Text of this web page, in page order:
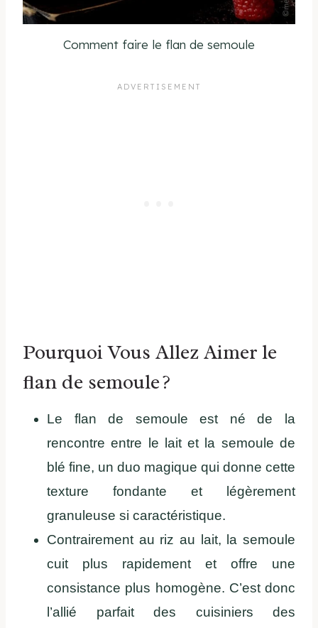
Comment faire le flan de semoule
Pourquoi Vous Allez Aimer le
flan de semoule ?
Le flan de semoule est né de la
rencontre entre le lait et la semoule de
blé fine, un duo magique qui donne cette
texture fondante et légèrement
granuleuse si caractéristique.
Contrairement au riz au lait, la semoule
cuit plus rapidement et offre une
consistance plus homogène. C’est donc
l’allié parfait des cuisiniers des